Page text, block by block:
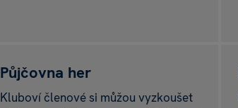
Půjčovna her
Kluboví členové si můžou vyzkoušet